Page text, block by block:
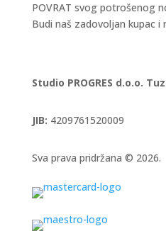
POVRAT svog potrošenog
Budi naš zadovoljan kupac i
Studio PROGRES d.o.o.
JIB: 4209761520009
Sva prava pridržana © 2026.